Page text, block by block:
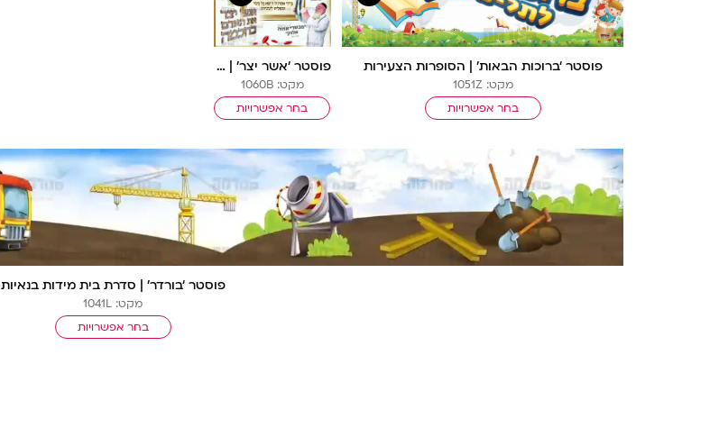
פוסטר ‘ברוכות הבאות’ | הסופרות הצעירות
מקט: 1051Z
בחר אפשרויות
פוסטר ‘אשר יצר’ | ברקע רפואה
מקט: 1060B
בחר אפשרויות
פוסטר ‘בורדר’ | סדרת בית מידות בנאיות
מקט: 1041L
בחר אפשרויות